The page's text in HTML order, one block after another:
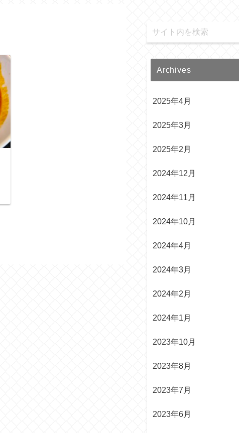
Archives
2025年4月
2025年3月
2025年2月
2024年12月
2024年11月
2024年10月
2024年4月
2024年3月
2024年2月
2024年1月
2023年10月
2023年8月
2023年7月
2023年6月